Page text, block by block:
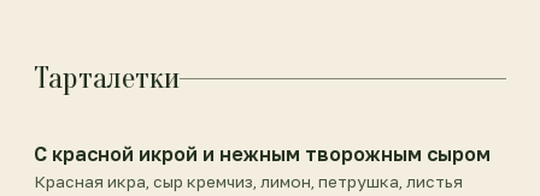
Тарталетки
С красной икрой и нежным творожным сыром
Красная икра, сыр кремчиз, лимон, петрушка, листья